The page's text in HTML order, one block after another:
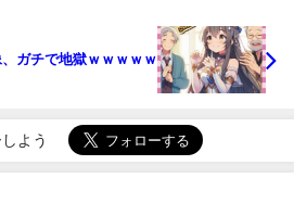
ガチで地獄ｗｗｗｗｗ
よう